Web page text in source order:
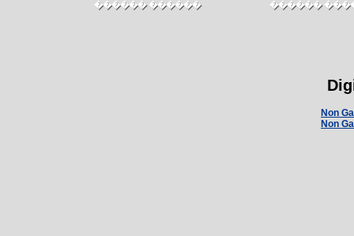
������ ������ ������
Non
Non